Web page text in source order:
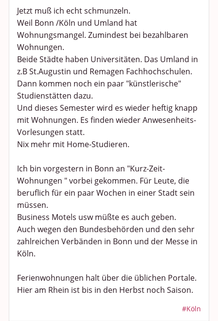
Kochen, Backen und Genießen
Anregungen und Support
Spiel, Spaß und Sinnlosigkeit
Gewicht reduzieren
Archiv
Jetzt muß ich echt schmunzeln.
Weil Bonn /Köln und Umland hat
Wohnungsmangel. Zumindest bei bezahlbaren
Wohnungen.
Beide Städte haben Universitäten. Das Umland in
z.B St.Augustin und Remagen Fachhochschulen.
Dann kommen noch ein paar "künstlerische"
Studienstätten dazu.
Und dieses Semester wird es wieder heftig knapp
mit Wohnungen. Es finden wieder Anwesenheits-
Vorlesungen statt.
Nix mehr mit Home-Studieren.
Ich bin vorgestern in Bonn an "Kurz-Zeit-
Wohnungen " vorbei gekommen. Für Leute, die
beruflich für ein paar Wochen in einer Stadt sein
müssen.
Business Motels usw müßte es auch geben.
Auch wegen den Bundesbehörden und den sehr
zahlreichen Verbänden in Bonn und der Messe in
Köln.
Ferienwohnungen halt über die üblichen Portale.
Hier am Rhein ist bis in den Herbst noch Saison.
#Köln